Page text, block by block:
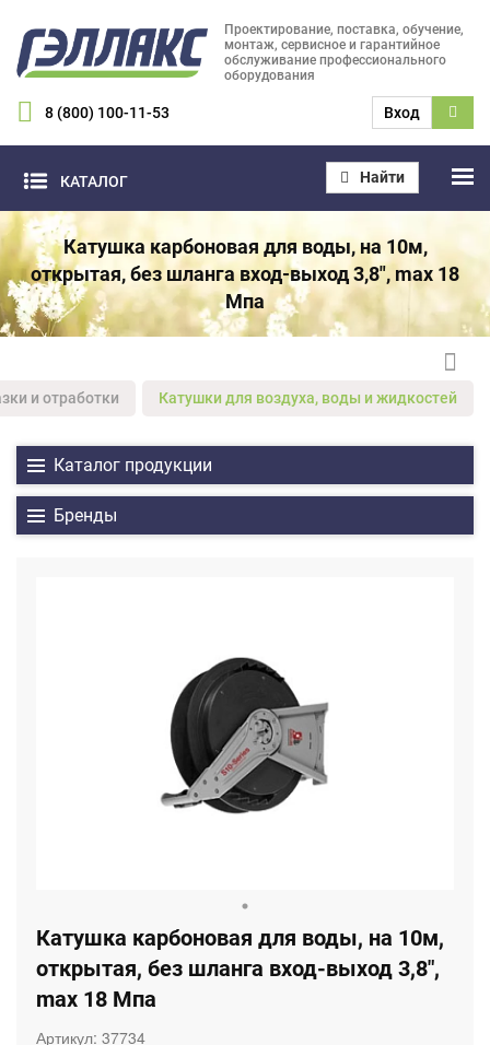
Проектирование, поставка, обучение,
монтаж, сервисное и гарантийное
обслуживание профессионального
оборудования
8 (800) 100-11-53 Вход
КАТАЛОГ Найти
Катушка карбоновая для воды, на 10м,
открытая, без шланга вход-выход 3,8", max 18
Мпа
и отработки Катушки для воздуха, воды и жидкостей
Каталог продукции
Бренды
Катушка карбоновая для воды, на 10м,
открытая, без шланга вход-выход 3,8",
max 18 Мпа
Артикул: 37734